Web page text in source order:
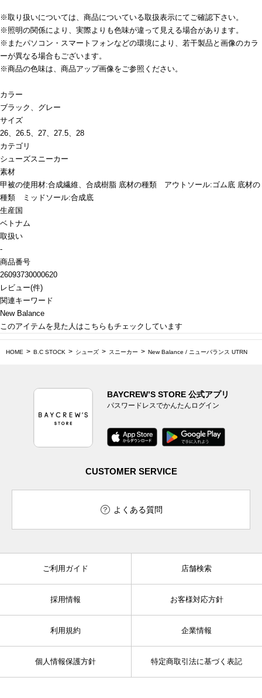
※取り扱いについては、商品についている取扱表示にてご確認下さい。
※照明の関係により、実際よりも色味が違って見える場合があります。
※またパソコン・スマートフォンなどの環境により、若干製品と画像のカラ
ーが異なる場合もございます。
※商品の色味は、商品アップ画像をご参照ください。
カラー
ブラック、グレー
サイズ
26、26.5、27、27.5、28
カテゴリ
シューズスニーカー
素材
甲被の使用材:合成繊維、合成樹脂 底材の種類 アウトソール:ゴム底 底材の
種類 ミッドソール:合成底
生産国
ベトナム
取扱い
-
商品番号
26093730000620
レビュー(件)
関連キーワード
New Balance
このアイテムを見た人はこちらもチェックしています
HOME B.C STOCK シューズ スニーカー New Balance / ニューバランス UTRN
BAYCREW’S STORE 公式アプリ
パスワードレスでかんたんログイン
CUSTOMER SERVICE
よくある質問
ご利用ガイド 店舗検索
採用情報 お客様対応方針
利用規約 企業情報
個人情報保護方針 特定商取引法に基づく表記